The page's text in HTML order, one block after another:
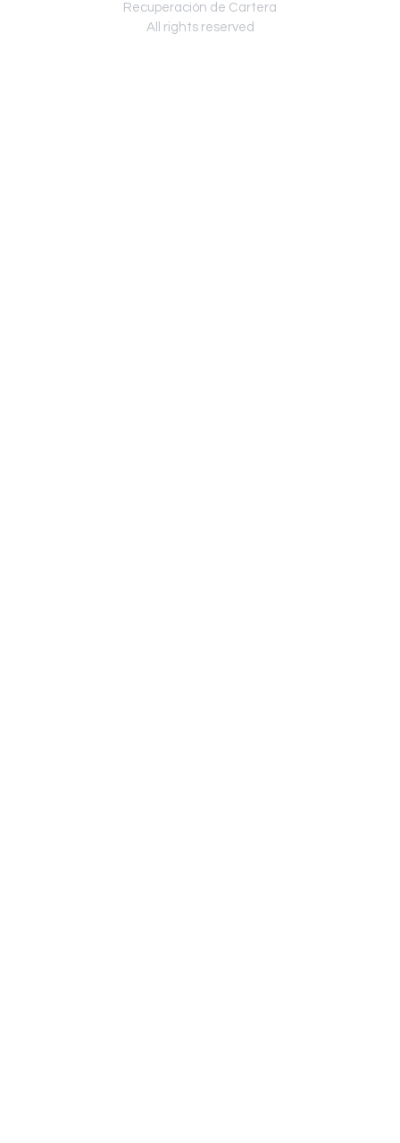
Recuperación de Cartera
All rights reserved